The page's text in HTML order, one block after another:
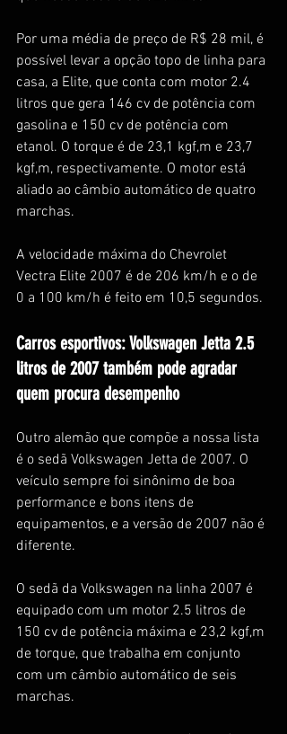
Por uma média de preço de R$ 28 mil, é
possível levar a opção topo de linha para
casa, a Elite, que conta com motor 2.4
litros que gera 146 cv de potência com
gasolina e 150 cv de potência com
etanol. O torque é de 23,1 kgf,m e 23,7
kgf,m, respectivamente. O motor está
aliado ao câmbio automático de quatro
marchas.
A velocidade máxima do Chevrolet
Vectra Elite 2007 é de 206 km/h e o de
0 a 100 km/h é feito em 10,5 segundos.
Carros esportivos: Volkswagen Jetta 2.5
litros de 2007 também pode agradar
quem procura desempenho
Outro alemão que compõe a nossa lista
é o sedã Volkswagen Jetta de 2007. O
veículo sempre foi sinônimo de boa
performance e bons itens de
equipamentos, e a versão de 2007 não é
diferente.
O sedã da Volkswagen na linha 2007 é
equipado com um motor 2.5 litros de
150 cv de potência máxima e 23,2 kgf,m
de torque, que trabalha em conjunto
com um câmbio automático de seis
marchas.